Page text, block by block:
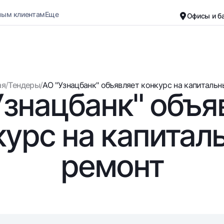
Вклады
Для всех
До востребования
Евро
До востребования USD
Карты
Бесплатные
Премиальные
клиентамЕще Офисы и
Черно-белая версия
Включить озвучивание
/Тендеры/АО "Узнацбанк" объявляет конкурс на
на
ремонт